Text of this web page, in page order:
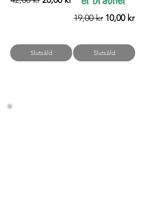
Slutsåld
Ordinarie pris
19,00 kr Reapris
10,00 kr
Slutsåld